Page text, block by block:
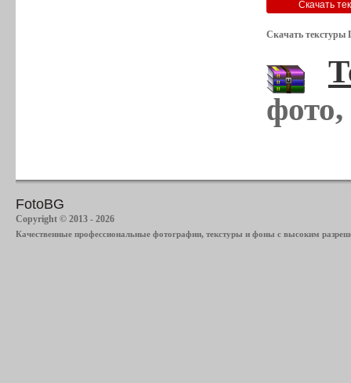
Скачать текстуры
FotoBG
Copyright © 2013 - 2026
Качественные профессиональные фотографии, текстуры и фоны с высоким